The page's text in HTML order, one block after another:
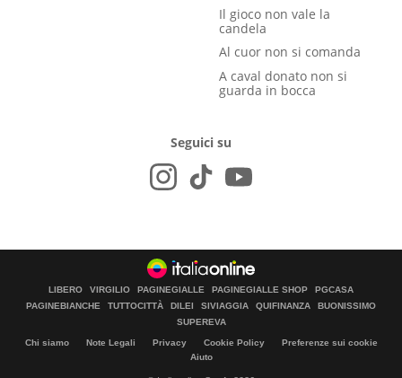
Il gioco non vale la
candela
Al cuor non si comanda
A caval donato non si
guarda in bocca
Seguici su
LIBERO VIRGILIO PAGINEGIALLE PAGINEGIALLE SHOP
PGCASA
PAGINEBIANCHE
TUTTOCITTÀ DILEI SIVIAGGIA QUIFINANZA
BUONISSIMO
SUPEREVA
Chi siamo Note Legali Privacy Cookie Policy
Preferenze sui cookie
Aiuto